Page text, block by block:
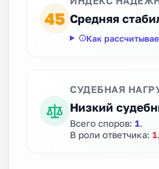
45 Средняя
Как
СУДЕБНАЯ
Низкий
Всего споров: 1
В роли ответчика: 1